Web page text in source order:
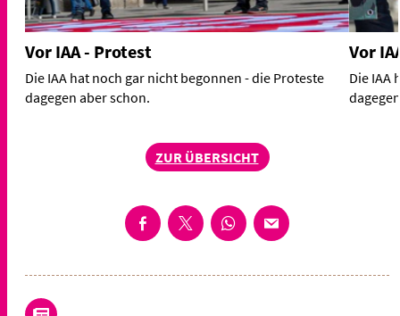
Vor IAA - Protest
Die IAA hat noch gar nicht begonnen - die Proteste
dagegen aber schon.
Vor
Die IAA
ZUR ÜBERSICHT